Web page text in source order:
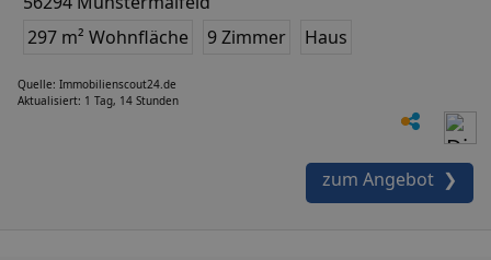
297 m² Wohnfläche
9 Zimmer Haus
Quelle: Immobilienscout24.de
Aktualisiert: 1 Tag, 14 Stunden
zum Angebot ❯